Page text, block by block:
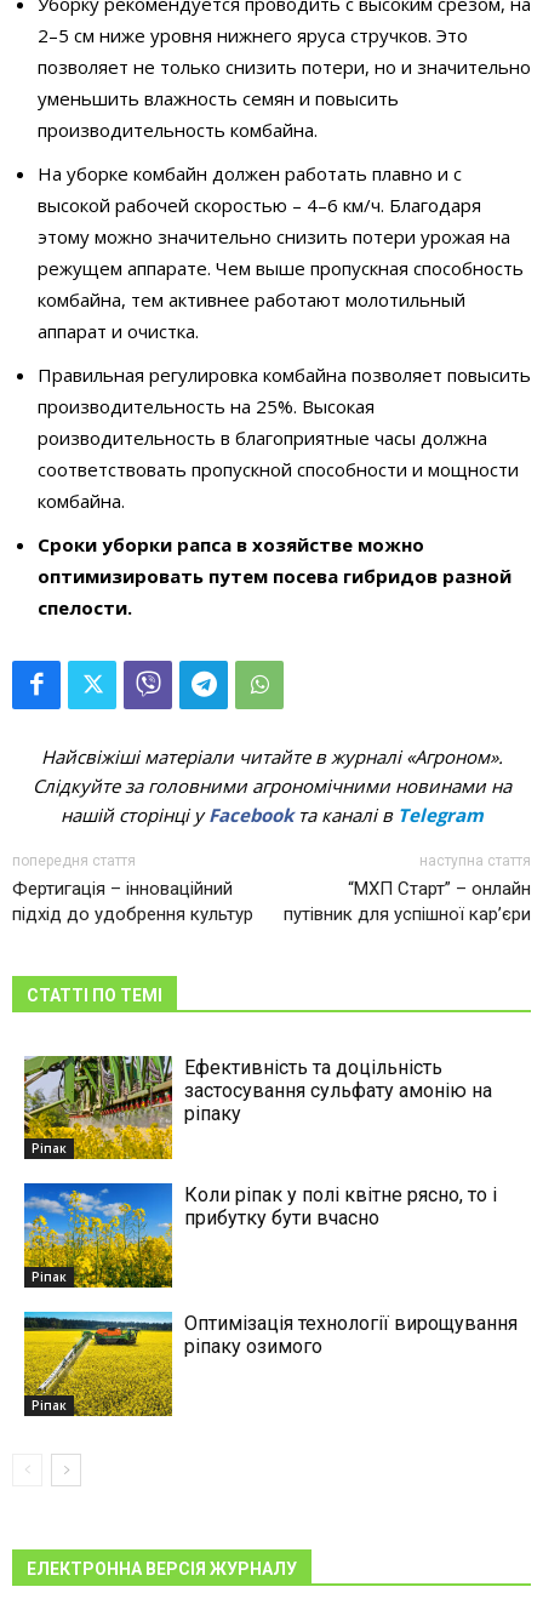
2–5 см ниже уровня нижнего яруса стручков. Это
позволяет не только снизить потери, но и значительно
уменьшить влажность семян и повысить
производительность комбайна.
На уборке комбайн должен работать плавно и с
высокой рабочей скоростью – 4–6 км/ч. Благодаря
этому можно значительно снизить потери урожая на
режущем аппарате. Чем выше пропускная способность
комбайна, тем активнее работают молотильный
аппарат и очистка.
Правильная регулировка комбайна позволяет повысить
производительность на 25%. Высокая
роизводительность в благоприятные часы должна
соответствовать пропускной способности и мощности
комбайна.
Сроки уборки рапса в хозяйстве можно
оптимизировать путем посева гибридов разной
спелости.
Найсвіжіші матеріали читайте в журналі «Агроном».
Слідкуйте за головними агрономічними новинами на
нашій сторінці уFacebookта каналі в Telegram
попередня стаття
Фертигація – інноваційний
підхід до удобрення культур
наступна стаття
“МХП Старт” – онлайн
путівник для успішної кар’єри
СТАТТІ ПО ТЕМІ
Ріпак
Ефективність та доцільність
застосування сульфату амонію на
ріпаку
Ріпак
Коли ріпак у полі квітне рясно, то і
прибутку бути вчасно
Ріпак
Оптимізація технології вирощування
ріпаку озимого
ЕЛЕКТРОННА ВЕРСІЯ ЖУРНАЛУ